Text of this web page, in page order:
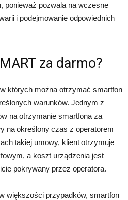
ponieważ pozwala na wczesne
i podejmowanie odpowiednich
za darmo?
których można otrzymać smartfon
warunków. Jednym z
na otrzymanie smartfona za
na określony czas z operatorem
takiej umowy, klient otrzymuje
a koszt urządzenia jest
pokrywany przez operatora.
większości przypadków, smartfon